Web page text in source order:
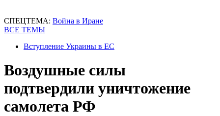
СПЕЦТЕМА: Война в Иране
ВСЕ ТЕМЫ
Вступление Украины в ЕС
Воздушные силы
подтвердили уничтожение
самолета РФ